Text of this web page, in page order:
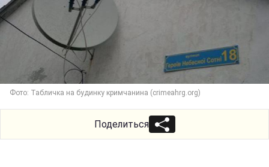
Фото: Табличка на будинку кримчанина (crimeahrg.org)
Поделиться